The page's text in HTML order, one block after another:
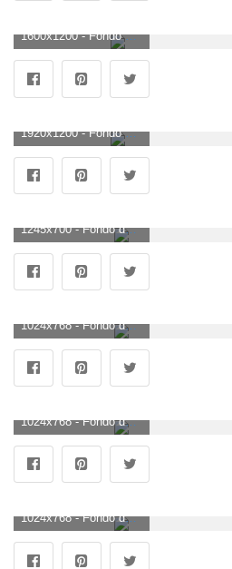
1600x1200 - Fondo de pantalla de 1600x1200. Fondo de pantalla de enamorados.
1920x1200 - Fondo de pantalla de 1920x1200. Wallpaper de enamorados.
1245x700 - Fondo de pantalla de 1245x700. Fondo de pantalla de enamorados.
1024x768 - Fondo de pantalla de 1024x768. Fondo para computadora de enamorados.
1024x768 - Fondo de pantalla de 1024x768. Fondo para computadora de enamorados.
1024x768 - Fondo de pantalla de 1024x768. Fondo de pantalla de enamorados.